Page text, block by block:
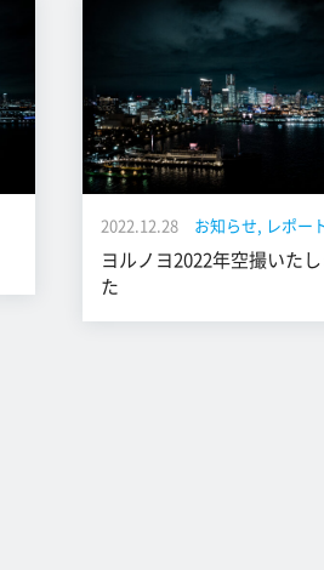
2022.12.28 お知らせ レポー
ヨルノヨ2022年空撮いた
た